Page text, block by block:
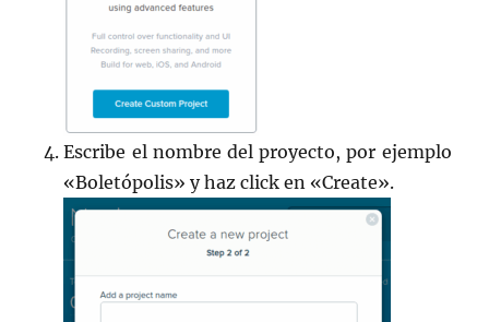
Escribe el nombre del proyecto, por ejemplo
«Boletópolis» y haz click en «Create».